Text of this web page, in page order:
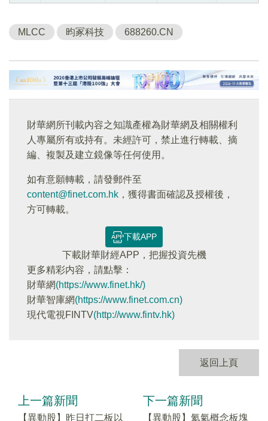
MLCC 昀冢科技 688260.CN
財華網所刊載內容之知識產權為財華網及相關權利
人專屬所有或持有。未經許可，禁止進行轉載、摘
編、複製及建立鏡像等任何使用。
如有意願轉載，請發郵件至
content@finet.com.hk ，獲得書面確認及授權後，
方可轉載。
下載APP
下載財華財經APP，把握投資先機
更多精彩内容，請點擊：
財華網(https://www.finet.hk/)
財華智庫網(https://www.finet.com.cn)
現代電視FINTV(http://www.fintv.hk)
返回上頁
上一篇新聞
【異動股】昨日打二板以
下一篇新聞
【異動股】氦氣概念板塊